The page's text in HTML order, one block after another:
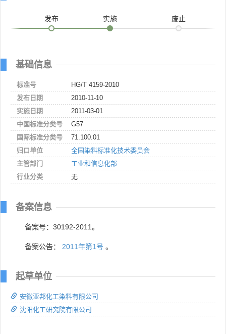
发布 实施 废止
基础信息
标准号
HG/T 4159-2010
发布日期
2010-11-10
实施日期
2011-03-01
中国标准分类号
G57
国际标准分类号
71.100.01
归口单位
全国染料标准化技术委员会
主管部门
工业和信息化部
行业分类
无
备案信息
备案号：30192-2011。
备案公告： 2011年第1号 。
起草单位
安徽亚邦化工染料有限公司
沈阳化工研究院有限公司